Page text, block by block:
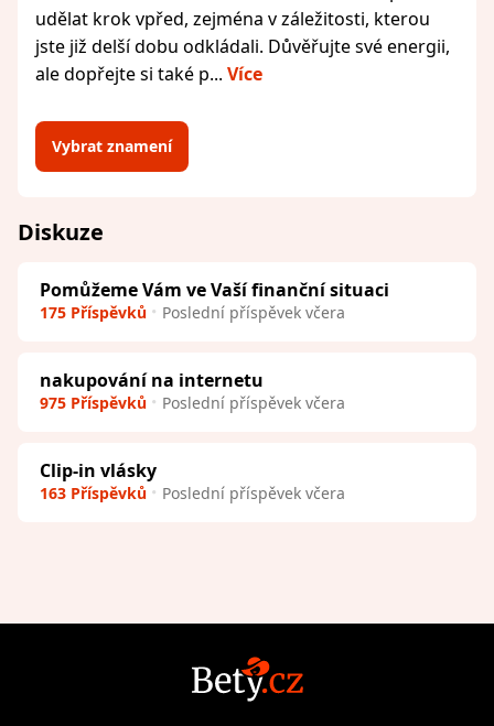
udělat krok vpřed, zejména v záležitosti, kterou
jste již delší dobu odkládali. Důvěřujte své energii,
ale dopřejte si také p... Více
Vybrat znamení
Diskuze
Pomůžeme Vám ve Vaší finanční situaci
175 Příspěvků Poslední příspěvek včera
nakupování na internetu
975 Příspěvků Poslední příspěvek včera
Clip-in vlásky
163 Příspěvků Poslední příspěvek včera